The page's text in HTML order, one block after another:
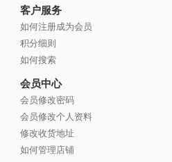
客户服务
如何注册成为会员
积分细则
如何搜索
会员中心
会员修改密码
会员修改个人资料
修改收货地址
如何管理店铺